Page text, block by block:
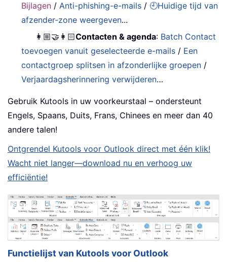
Bijlagen /Anti-phishing-e-mails / 🕘Huidige tijd van
afzender-zone weergeven...
👩🏼‍🤝‍👩🏻Contacten & agenda: Batch Contact
toevoegen vanuit geselecteerde e-mails / Een
contactgroep splitsen in afzonderlijke groepen /
Verjaardagsherinnering verwijderen…
Gebruik Kutools in uw voorkeurstaal – ondersteunt
Engels, Spaans, Duits, Frans, Chinees en meer dan 40
andere talen!
Ontgrendel Kutools voor Outlook direct met één klik!
Wacht niet langer—download nu en verhoog uw
efficiëntie!
Functielijst van Kutools voor Outlook